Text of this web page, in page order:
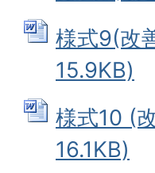
様式9(改
15.9KB)
様式10 (
16.1KB)